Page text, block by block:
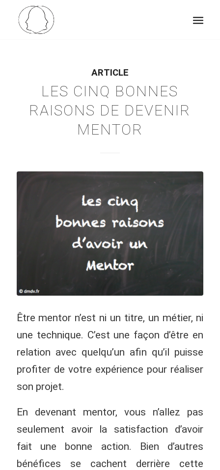
ARTICLE
LES CINQ BONNES
RAISONS DE DEVENIR
MENTOR
Être mentor n’est ni un titre, un métier, ni
une technique. C’est une façon d’être en
relation avec quelqu’un afin qu’il puisse
profiter de votre expérience pour réaliser
son projet.
En devenant mentor, vous n’allez pas
seulement avoir la satisfaction d’avoir
fait une bonne action. Bien d’autres
bénéfices se cachent derrière cette